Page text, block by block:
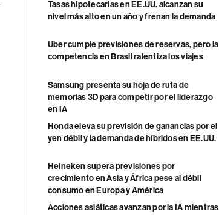
Tasas hipotecarias en EE.UU. alcanzan su
nivel más alto en un año y frenan la demanda
Uber cumple previsiones de reservas, pero la
competencia en Brasil ralentiza los viajes
Samsung presenta su hoja de ruta de
memorias 3D para competir por el liderazgo
en IA
Honda eleva su previsión de ganancias por el
yen débil y la demanda de híbridos en EE.UU.
Heineken supera previsiones por
crecimiento en Asia y África pese al débil
consumo en Europa y América
Acciones asiáticas avanzan por la IA mientras